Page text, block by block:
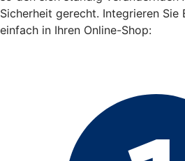
Sicherheit gerecht. Integrieren Sie
einfach in Ihren Online-Shop: